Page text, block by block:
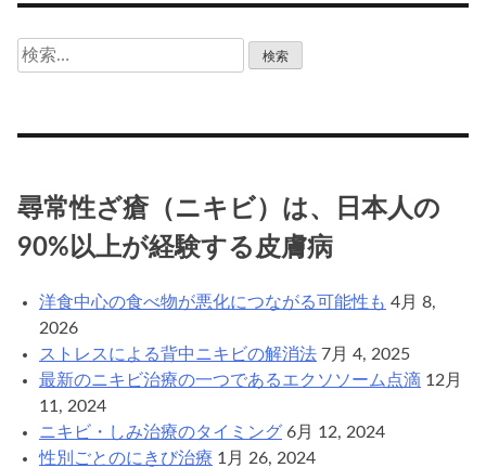
検
索:
尋常性ざ瘡（ニキビ）は、日本人の
90%以上が経験する皮膚病
洋食中心の食べ物が悪化につながる可能性も 4月 8,
2026
ストレスによる背中ニキビの解消法 7月 4, 2025
最新のニキビ治療の一つであるエクソソーム点滴 12月
11, 2024
ニキビ・しみ治療のタイミング 6月 12, 2024
性別ごとのにきび治療 1月 26, 2024